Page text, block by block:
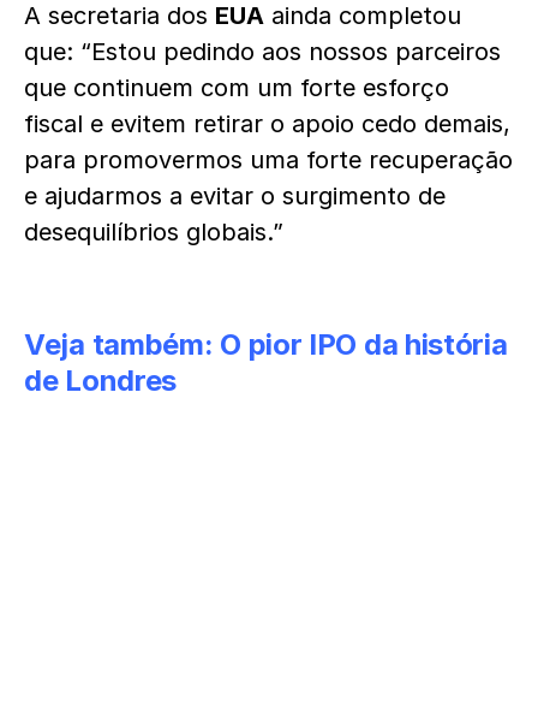
A secretaria dos EUA ainda completou
que: “Estou pedindo aos nossos parceiros
que continuem com um forte esforço
fiscal e evitem retirar o apoio cedo demais,
para promovermos uma forte recuperação
e ajudarmos a evitar o surgimento de
desequilíbrios globais.”
Veja também: O pior IPO da história
de Londres